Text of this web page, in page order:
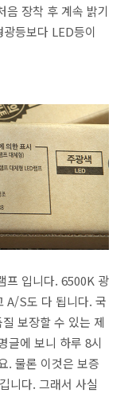
음 장착 후 계속 밝기
등보다 LED등이
프 입니다. 6500K 광
A/S도 다 됩니다. 국
보장할 수 있는 제
글에 보니 하루 8시
. 물론 이것은 보증
니다. 그래서 사실